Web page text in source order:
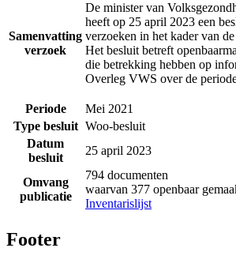
Samenvatting
verzoek
De minister van
heeft op 25 april 2023 een
verzoeken in het kader van
Het besluit betreft
die betrekking hebben op
Overleg VWS over de
Periode
Mei 2021
Type besluit Woo-besluit
Datum
besluit
25 april 2023
Omvang
publicatie
794 documenten
waarvan 377 openbaar
Inventarislijst
Footer